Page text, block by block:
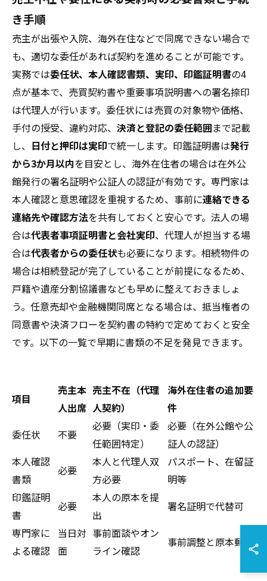
き手順
売主が出張や入院、海外在住などで同席できない場合で
も、適切な委任があれば契約を進めることが可能です。
実務では委任状、本人確認書類、実印、印鑑証明書の4
点が基本で、売買契約書や重要事項説明書への署名捺印
は代理人が行います。委任状には売買の対象物や価格、
手付の授受、違約対応、 決済と登記の委任範囲まで記載
し、 日付と押印は実印で統一します。印鑑証明書は発行
から3か月以内を目安とし、海外在住者の場合は在外公
館発行の署名証明や公証人の認証が有効です。専門家は
本人確認と意思確認を重視するため、事前に連絡できる
連絡先や確認方法を共有しておくと安心です。法人の場
合は代表者事項証明書と会社実印、代理人が担当する場
合は代表者からの委任状も必要になります。相続物件の
場合は相続登記が完了していることが前提になるため、
戸籍や遺産分割協議書なども早めに整えておきましょ
う。任意売却や金融機関同席となる場合は、抵当権者の
同意書や決済フローを契約書の特約で定めておくと安全
です。以下の一覧で早期に書類の不足を発見できます。
項目
売主本
人出席
売主不在（代理
人契約）
海外在住者の追加要
件
委任状
不要
必要（実印・委
任範囲特定）
必要（在外公館や公
証人の認証）
本人確認
書類
必要
本人と代理人双
方必要
パスポート、在留証
明等
印鑑証明
書
必要
本人の原本を提
出
署名証明で代替可
専門家に
よる確認
当日対
面
事前面談やオン
ライン確認
事前調整と原本郵送